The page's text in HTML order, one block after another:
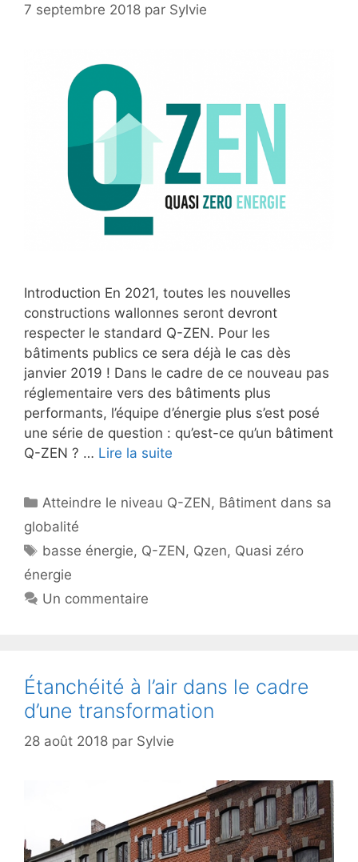
7 septembre 2018 par Sylvie
Introduction En 2021, toutes les nouvelles
constructions wallonnes seront devront
respecter le standard Q-ZEN. Pour les
bâtiments publics ce sera déjà le cas dès
janvier 2019 ! Dans le cadre de ce nouveau pas
réglementaire vers des bâtiments plus
performants, l’équipe d’énergie plus s’est posé
une série de question : qu’est-ce qu’un bâtiment
Q-ZEN ? … Lire la suite
Catégories
Atteindre le niveau Q-ZEN, Bâtiment dans sa
globalité
Étiquettes
basse énergie, Q-ZEN, Qzen, Quasi zéro
énergie
Un commentaire
Étanchéité à l’air dans le cadre
d’une transformation
28 août 2018 par Sylvie